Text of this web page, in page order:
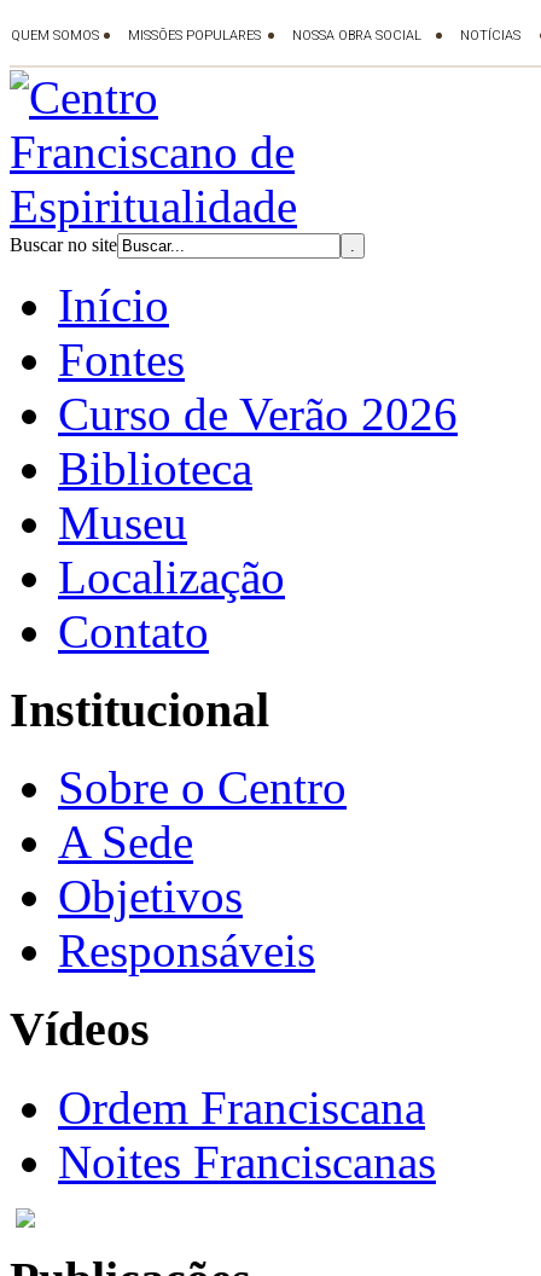
Buscar no site
Início
Fontes
Curso de Verão 2026
Biblioteca
Museu
Localização
Contato
Institucional
Sobre o Centro
A Sede
Objetivos
Responsáveis
Vídeos
Ordem Franciscana
Noites Franciscanas